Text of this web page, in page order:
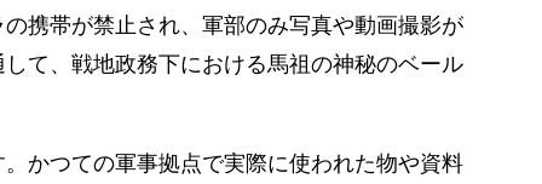
携帯が禁止され、軍部のみ写真や動画撮影が
て、戦地政務下における馬祖の神秘のベール
かつての軍事拠点で実際に使われた物や資料